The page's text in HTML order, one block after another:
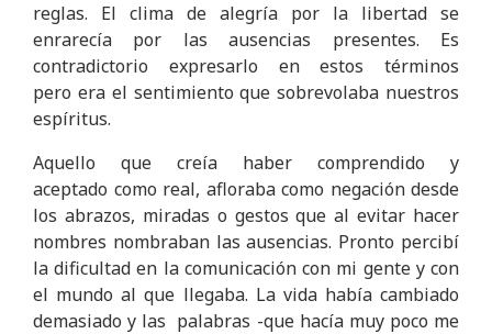
reglas. El clima de alegría por la libertad se
enrarecía por las ausencias presentes. Es
contradictorio expresarlo en estos términos
pero era el sentimiento que sobrevolaba nuestros
espíritus.
Aquello que creía haber comprendido y
aceptado como real, afloraba como negación desde
los abrazos, miradas o gestos que al evitar hacer
nombres nombraban las ausencias. Pronto percibí
la dificultad en la comunicación con mi gente y con
el mundo al que llegaba. La vida había cambiado
demasiado y las palabras -que hacía muy poco me